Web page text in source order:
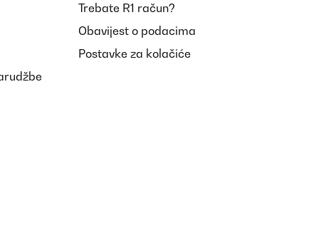
Trebate R1 račun?
Obavijest o podacima
Postavke za kolačiće